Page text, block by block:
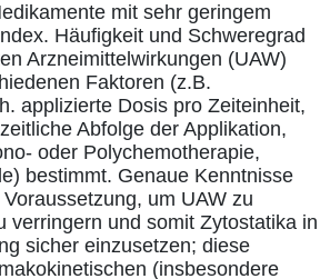
mit sehr geringem
Häufigkeit und Schweregrad
Arzneimittelwirkungen (UAW)
Faktoren (z.B.
applizierte Dosis pro Zeiteinheit,
Abfolge der Applikation,
oder Polychemotherapie,
bestimmt. Genaue Kenntnisse
um UAW zu
verringern und somit Zytostatika in
sicher einzusetzen; diese
(insbesondere